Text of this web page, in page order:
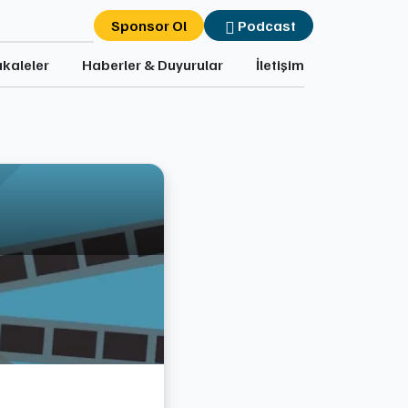
Sponsor Ol Podcast
Haberler & Duyurular İletişim